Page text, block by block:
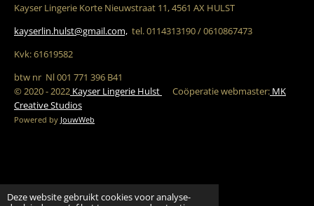
Deze website gebruikt cookies voor analyse-
g
a
o
k
A
p
Kayser Lingerie Korte Nieuwstraat 11, 4561 AX HULST
kayserlin.hulst@gmail.com, tel. 0114313190 / 0610867473
Kvk: 61619582
btw nr Nl 001 771 396 B41
© 2020 - 2022 Kayser Lingerie Hulst Coöperatie webmaster: MK
Creative Studios
Powered by JouwWeb